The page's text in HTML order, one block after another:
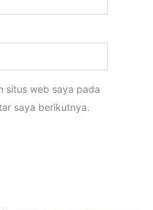
situs web saya pada
saya berikutnya.